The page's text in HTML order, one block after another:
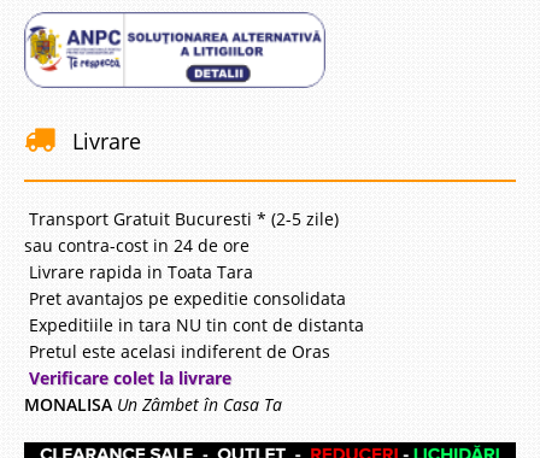
Livrare
Transport Gratuit Bucuresti * (2-5 zile)
sau contra-cost in 24 de ore
Livrare rapida in Toata Tara
Pret avantajos pe expeditie consolidata
Expeditiile in tara NU tin cont de distanta
Pretul este acelasi indiferent de Oras
Verificare colet la livrare
MONALISA Un Zâmbet în Casa Ta